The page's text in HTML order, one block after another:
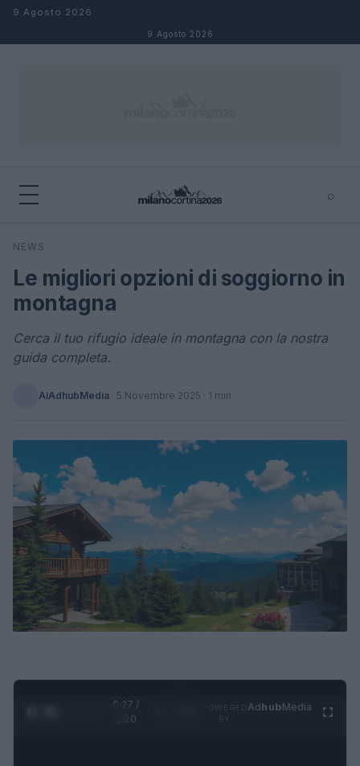
Salta al contenuto
9 Agosto 2026
9 Agosto 2026
⌕
Cerca
NEWS
Le migliori opzioni di soggiorno in
montagna
Cerca il tuo rifugio ideale in montagna con la nostra
guida completa.
AiAdhubMedia · 5 Novembre 2025 · 1 min
0:28 /
1:20
AdhubMedia